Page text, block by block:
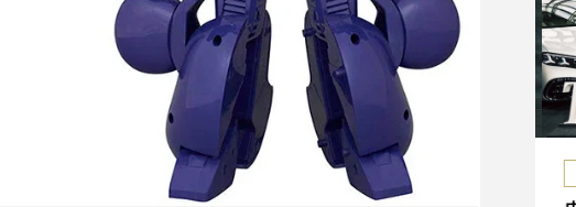
Uncategorized